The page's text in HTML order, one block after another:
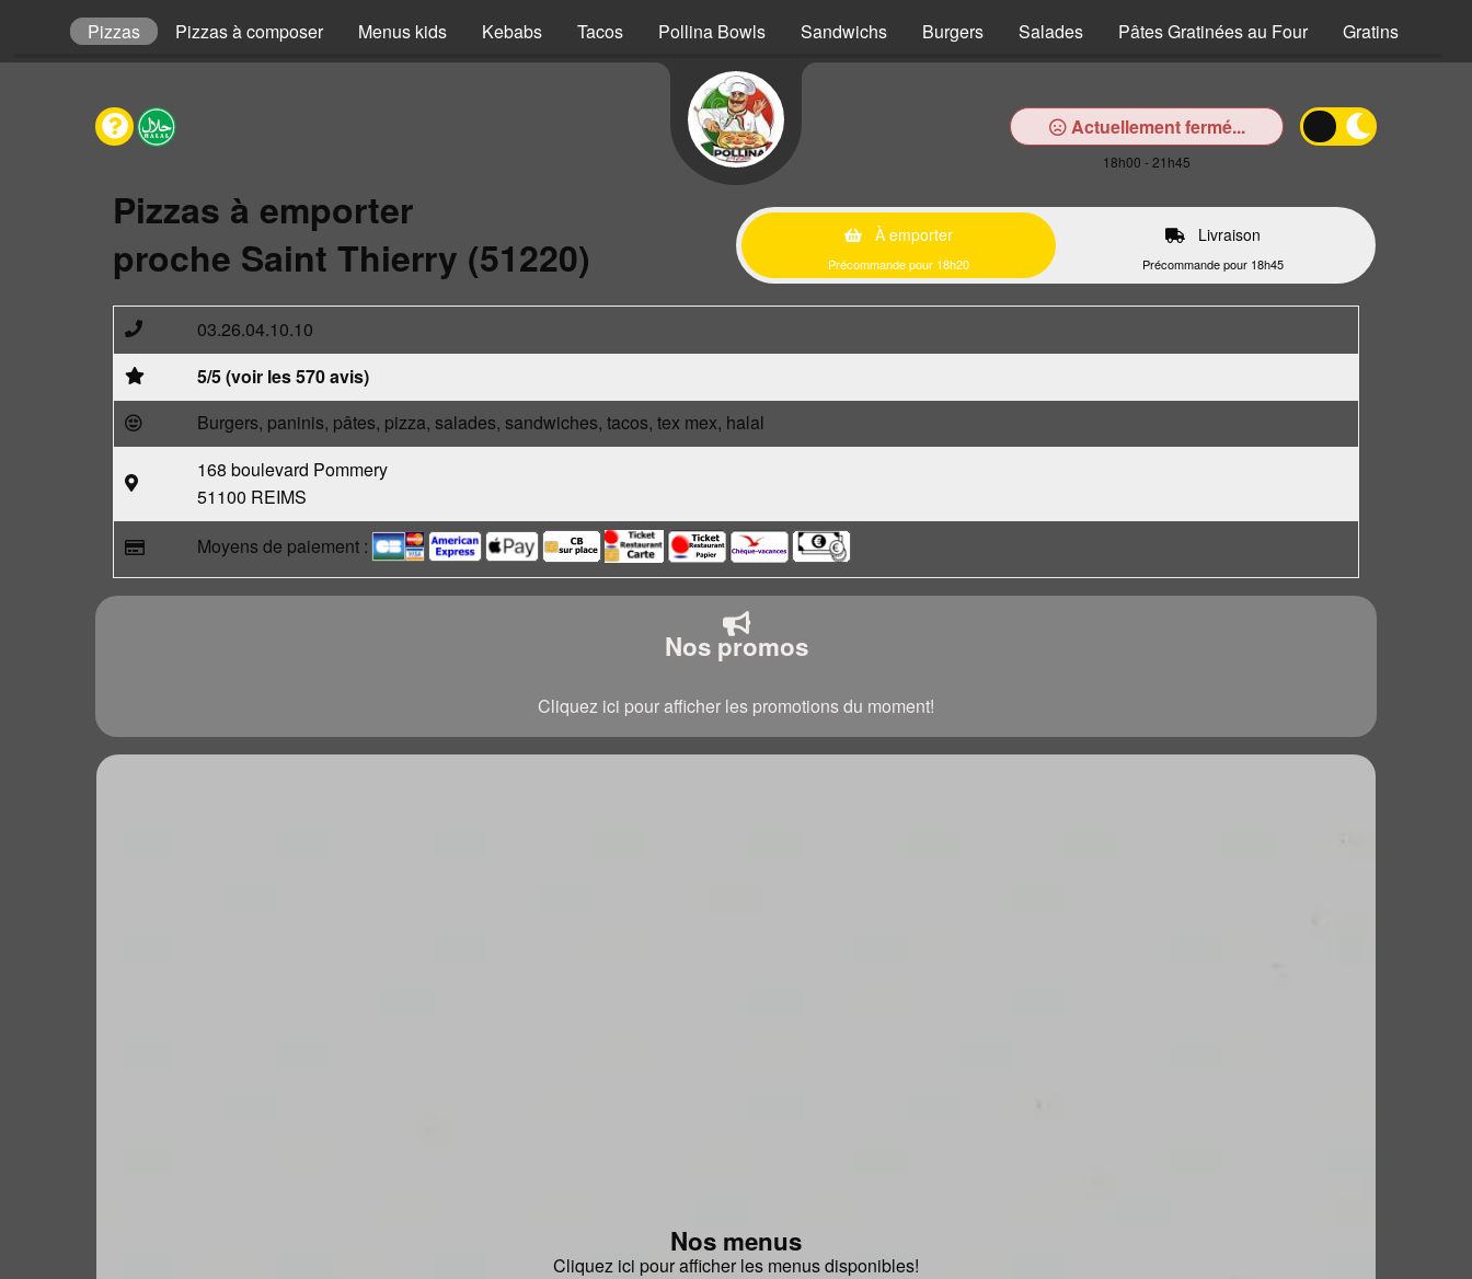
Pizzas Pizzas à composer Menus kids Kebabs Tacos Pollina Bowls Sandwichs Burgers Salades Pâtes Gratinées au Four Gratins
Actuellement fermé...
18h00 - 21h45
Pizzas à emporter
proche Saint Thierry (51220)
À emporter
Précommande pour 18h20
Livraison
Précommande pour 18h45
03.26.04.10.10
5/5 (voir les 570 avis)
Burgers, paninis, pâtes, pizza, salades, sandwiches, tacos, tex mex, halal
168 boulevard Pommery
51100 REIMS
Moyens de paiement :
Nos promos
Cliquez ici pour afficher les promotions du moment!
Nos menus
Cliquez ici pour afficher les menus disponibles!